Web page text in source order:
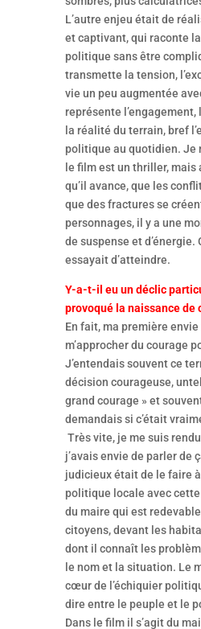
L’autre enjeu était de
et captivant, qui raconte
politique sans être
transmette la tension,
vie un peu augmentée
représente
la réalité du terrain, bref
politique au quotidien. Je
le film est un thriller, mais
qu’il avance, que les
que des fractures se
personnages, il y a une
de suspense et d’énergie.
essayait d’atteindre.
Y-a-t-il eu un déclic
provoqué la naissance de
En fait, ma première
m’approcher du courage
J’entendais souvent ce
décision courageuse,
grand courage » et
demandais si c’était
Très vite, je me suis
j’avais envie de parler de
judicieux était de le faire
politique locale avec
du maire qui est
citoyens, devant les
dont il connaît les
le nom et la situation. Le
cœur de l’échiquier
dire entre le peuple et le
Dans le film il s’agit du